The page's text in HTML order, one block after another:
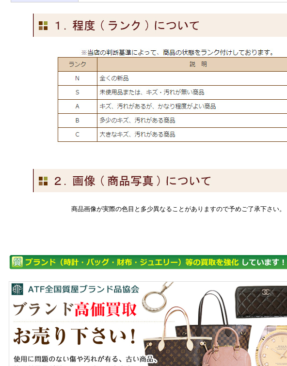
商品画像が実際の色目と多少異なることがありますので予めご了承下さい。